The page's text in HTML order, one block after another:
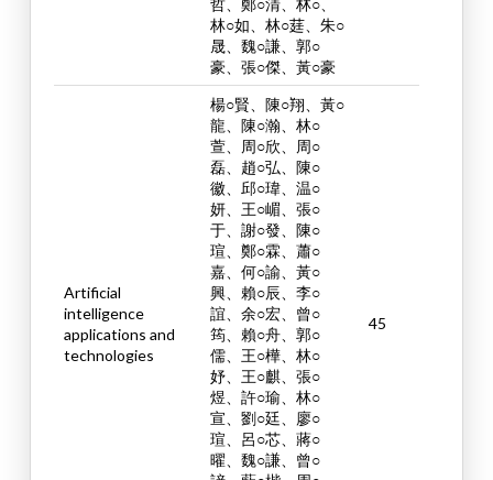
哲、鄭○清、林○、
林○如、林○莛、朱○
晟、魏○謙、郭○
豪、張○傑、黃○豪
Artificial
intelligence
applications and
technologies
楊○賢、陳○翔、黃○
龍、陳○瀚、林○
萱、周○欣、周○
磊、趙○弘、陳○
徽、邱○瑋、温○
妍、王○嵋、張○
于、謝○發、陳○
瑄、鄭○霖、蕭○
嘉、何○諭、黃○
興、賴○辰、李○
誼、余○宏、曾○
筠、賴○舟、郭○
儒、王○樺、林○
妤、王○麒、張○
煜、許○瑜、林○
宣、劉○廷、廖○
瑄、呂○芯、蔣○
曜、魏○謙、曾○
45